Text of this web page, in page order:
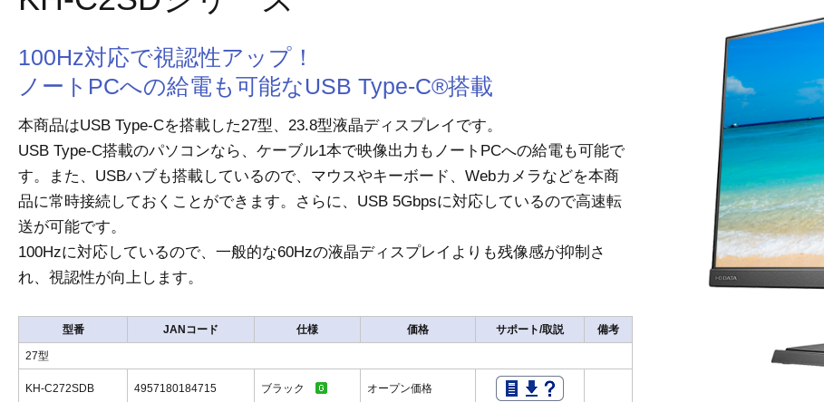
100Hz対応で視認性アップ！
ノートPCへの給電も可能なUSB Type-C®搭載
本商品はUSB Type-Cを搭載した27型、23.8型液晶ディスプレイです。
USB Type-C搭載のパソコンなら、ケーブル1本で映像出力もノートPCへの給電も可能で
す。また、USBハブも搭載しているので、マウスやキーボード、Webカメラなどを本商
品に常時接続しておくことができます。さらに、USB 5Gbpsに対応しているので高速転
送が可能です。
100Hzに対応しているので、一般的な60Hzの液晶ディスプレイよりも残像感が抑制さ
れ、視認性が向上します。
型番 JANコード 仕様 価格 サポート/取説 備考
27型
KH-C272SDB 4957180184715 ブラック オープン価格